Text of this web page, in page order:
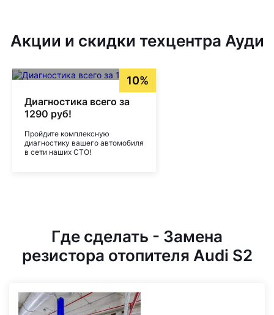
Акции и скидки техцентра Ауди
10%
Диагностика всего за
1290 руб!
Пройдите комплексную
диагностику вашего автомобиля
в сети наших СТО!
Где сделать - Замена
резистора отопителя Audi S2